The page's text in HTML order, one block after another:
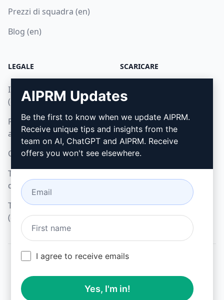
Prezzi di squadra (en)
Blog (en)
LEGALE
Informativa sulla privacy
(en)
Politica di utilizzo
accettabile (en)
Condizioni di utilizzo (en)
Termini dell'estensione
del browser (en)
Termini di fatturazione
(en)
SCARICARE
Microsoft Edge (en)
All logos, trademarks, and registered trademarks are the
property of their respective owners.
AIPRM Updates
Be the first to know when we update AIPRM.
Receive unique tips and insights from the
team on AI, ChatGPT and AIPRM. Receive
offers you won't see elsewhere.
I agree to receive emails
Yes, I'm in!